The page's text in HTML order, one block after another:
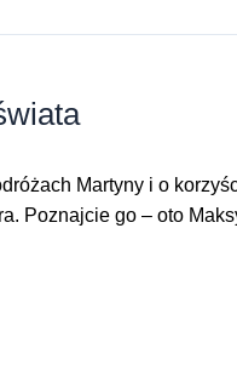
Martyny i o
Poznajcie go – oto